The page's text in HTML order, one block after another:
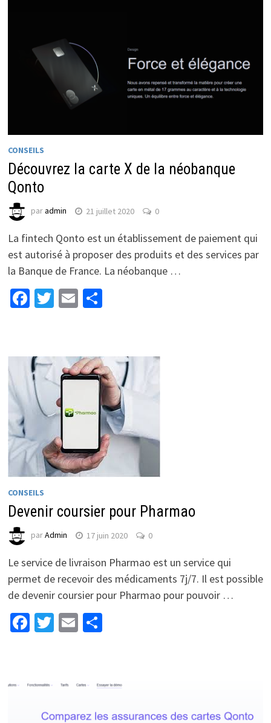
CONSEILS
Découvrez la carte X de la néobanque
Qonto
paradmin 21 juillet 2020 0
La fintech Qonto est un établissement de paiement qui
est autorisé à proposer des produits et des services par
la Banque de France. La néobanque …
Facebook
Twitter
EmailPartager
CONSEILS
Devenir coursier pour Pharmao
parAdmin 17 juin 2020 0
Le service de livraison Pharmao est un service qui
permet de recevoir des médicaments 7j/7. Il est possible
de devenir coursier pour Pharmao pour pouvoir …
Facebook
Twitter
EmailPartager